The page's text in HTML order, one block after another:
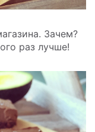
Зачем?
раз лучше!